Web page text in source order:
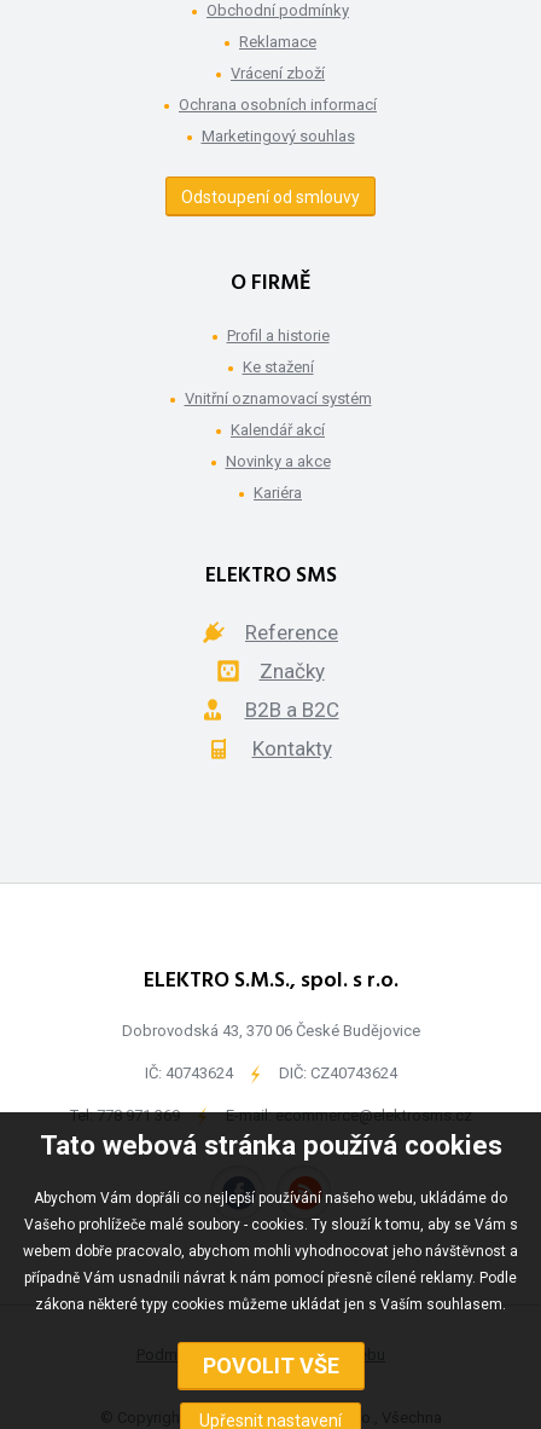
Tato webová stránka používá cookies
Abychom Vám dopřáli co nejlepší používání našeho webu, ukládáme do
Vašeho prohlížeče malé soubory - cookies. Ty slouží k tomu, aby se Vám s
webem dobře pracovalo, abychom mohli vyhodnocovat jeho návštěvnost a
případně Vám usnadnili návrat k nám pomocí přesně cílené reklamy. Podle
zákona některé typy cookies můžeme ukládat jen s Vaším souhlasem.
Obchodní podmínky
Reklamace
Vrácení zboží
Ochrana osobních informací
Marketingový souhlas
Odstoupení od smlouvy
O FIRMĚ
Profil a historie
Ke stažení
Vnitřní oznamovací systém
Kalendář akcí
Novinky a akce
Kariéra
ELEKTRO SMS
Reference
Značky
B2B a B2C
Kontakty
ELEKTRO S.M.S., spol. s r.o.
Dobrovodská 43, 370 06 České Budějovice
IČ: 40743624 - DIČ: CZ40743624
Tel:778 971 369 - E-mail:ecommerce@elektrosms.cz
Podmínky užívání Mapa webu
© Copyright ELEKTRO S.M.S., spol s r.o., Všechna